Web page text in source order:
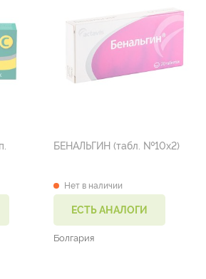
БЕНАЛЬГИН (табл. №10х2)
Нет в наличии
ЕСТЬ АНАЛОГИ
Болгария